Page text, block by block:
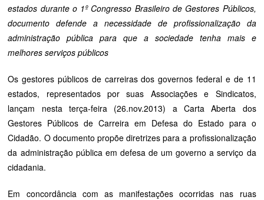
estados durante o 1º Congresso Brasileiro de Gestores Públicos,
documento defende a necessidade de profissionalização da
administração pública para que a sociedade tenha mais e
melhores serviços públicos
Os gestores públicos de carreiras dos governos federal e de 11
estados, representados por suas Associações e Sindicatos,
lançam nesta terça-feira (26.nov.2013) a Carta Aberta dos
Gestores Públicos de Carreira em Defesa do Estado para o
Cidadão. O documento propõe diretrizes para a profissionalização
da administração pública em defesa de um governo a serviço da
cidadania.
Em concordância com as manifestações ocorridas nas ruas